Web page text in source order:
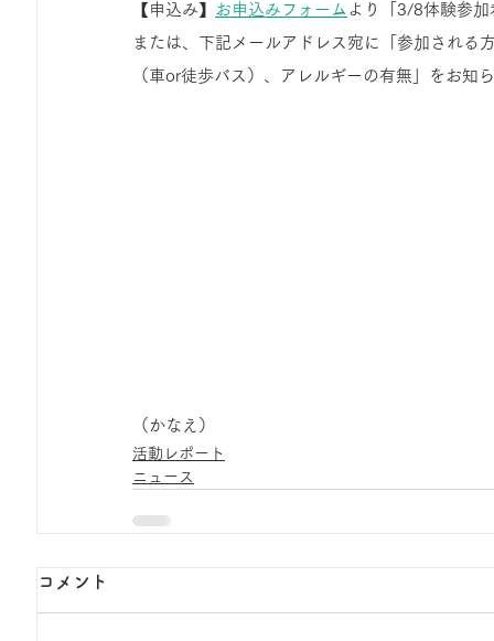
【申込み】 お申込みフォーム より「3/8体験参
または、下記メールアドレス宛に「参加される
（車or徒歩バス）、アレルギーの有無」をお知
（かなえ）
活動レポート
ニュース
コメント